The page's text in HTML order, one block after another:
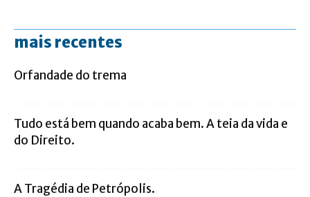
mais recentes
Orfandade do trema
Tudo está bem quando acaba bem. A teia da vida e
do Direito.
A Tragédia de Petrópolis.